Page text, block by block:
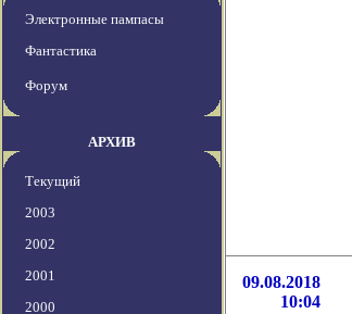
Электронные пампасы
Фантастика
Форум
АРХИВ
Текущий
2003
2002
2001
2000
09.08.2018
10:04